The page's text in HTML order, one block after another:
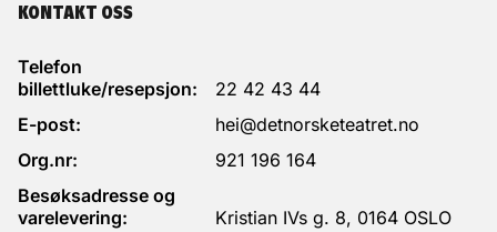
KONTAKT OSS
Telefon
billettluke/resepsjon:
22 42 43 44
E-post:
hei@detnorsketeatret.no
Org.nr:
921 196 164
Besøksadresse og
varelevering:
Kristian IVs g. 8, 0164 OSLO